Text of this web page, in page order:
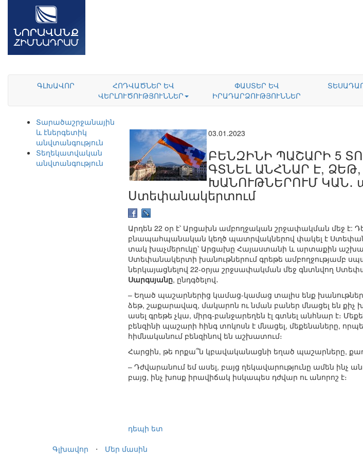
ԳԼԽԱՎՈՐ
ՀՈԴՎԱԾՆԵՐ ԵՎ
ՎԵՐԼՈՒԾՈՒԹՅՈՒՆՆԵՐ
ՓԱՍՏԵՐ ԵՎ
ԻՐԱԴԱՐՁՈՒԹՅՈՒՆՆԵՐ
Տարածաշրջանային
և էներգետիկ
անվտանգություն
Տեղեկատվական
անվտանգություն
03.01.2023
ԲԵՆԶԻՆԻ ՊԱՇԱՐԻ 5
ԳՏՆԵԼ ԱՆՀՆԱՐ Է,
ԽԱՆՈՒԹՆԵՐՈՒՄ ԿԱՆ․
Ստեփանակերտում
Արդեն 22 օր է՝ Արցախն ամբողջական շրջափակման մեջ է:
բնապահպանական կեղծ պատրվակներով փակել է
տակ խաչմերուկը՝ Արցախը Հայաստանի և արտաքին
Ստեփանակերտի խանութներում գրեթե ամբողջությամբ
ներկայացնելով 22-օրյա շրջսափակման մեջ գնտնվող
Սարգսյանը, ընդգծելով․
– Եղած պաշարներից կամաց-կամաց տալիս ենք
ձեթ, շաքարավազ, մակարոն ու նման բաներ մնացել են քիչ
ասել գրեթե չկա, միրգ-բանջարեղեն էլ գտնել անհնար է։
բենզինի պաշարի հինգ տոկոսն է մնացել, մեքենաները,
հիմնականում բենզինով են աշխատում։
Հարցին, թե որքա՞ն կբավականացնի եղած պաշարները,
– Դժվարանում եմ ասել, բայց ղեկավարությունը ամեն ինչ
բայց, ինչ խոսք իրավիճակ իսկապես դժվար ու անորոշ է։
դեպի ետ
Գլխավոր
⋅ Մեր մասին